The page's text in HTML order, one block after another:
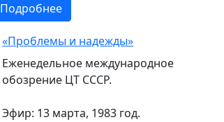
Подробнее
«Проблемы и надежды»
Еженедельное международное
обозрение ЦТ СССР.
Эфир: 13 марта, 1983 год.